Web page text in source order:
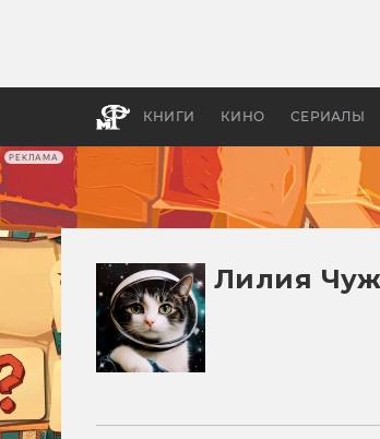
РЕКЛАМА
КНИГИ КИНО СЕРИАЛЫ
Лилия